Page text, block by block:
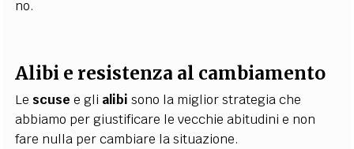
no.
Alibi e resistenza al cambiamento
Le scuse e gli alibi sono la miglior strategia che
abbiamo per giustificare le vecchie abitudini e non
fare nulla per cambiare la situazione.